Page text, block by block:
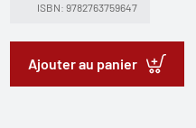
ISBN: 9782763759647
Ajouter au panier